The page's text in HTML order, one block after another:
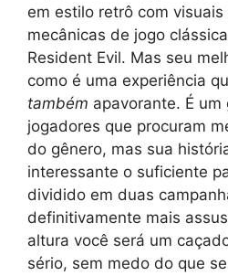
em estilo retrô com
mecânicas de jogo
Resident Evil. Mas seu
como é uma experiência
também apavorante. É
jogadores que procuram
do gênero, mas sua
interessante o suficiente
dividido em duas
definitivamente mais
altura você será um
sério, sem medo do que